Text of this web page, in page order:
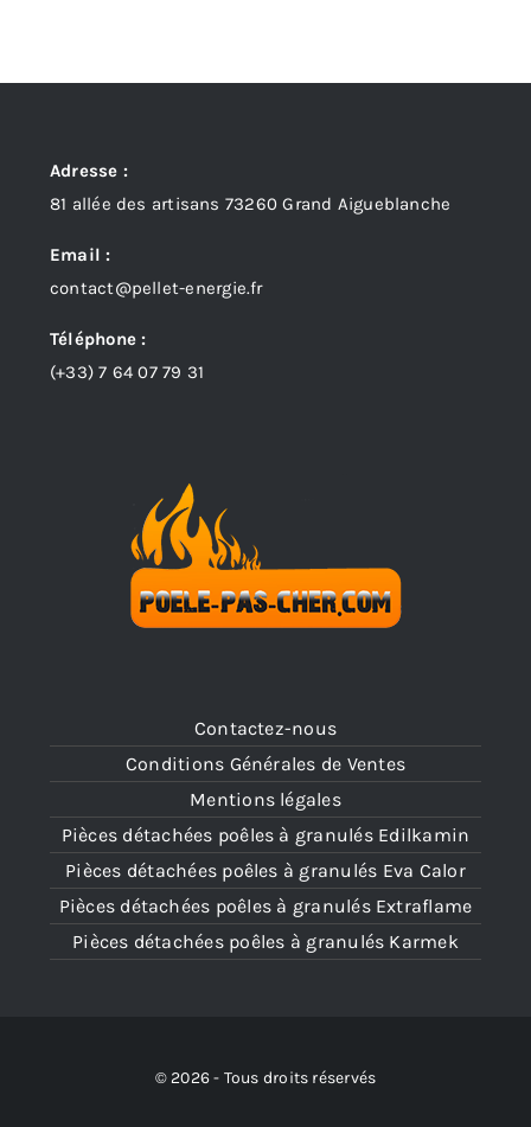
Contactez-nous
Conditions Générales de Ventes
Mentions légales
Pièces détachées poêles à granulés Edilkamin
Pièces détachées poêles à granulés Eva Calor
Pièces détachées poêles à granulés Extraflame
Pièces détachées poêles à granulés Karmek
Adresse :
81 allée des artisans 73260 Grand Aigueblanche
Email :
contact@pellet-energie.fr
Téléphone :
(+33)7 64 07 79 31
© 2026 - Tous droits réservés